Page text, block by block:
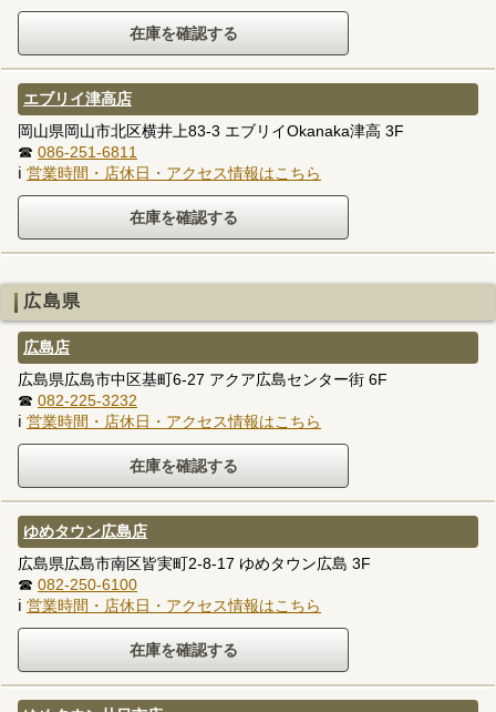
エブリイ津高店
岡山県岡山市北区横井上83-3 エブリイOkanaka津高 3F
☎ 086-251-6811
ℹ 営業時間・店休日・アクセス情報はこちら
広島県
広島店
広島県広島市中区基町6-27 アクア広島センター街 6F
☎ 082-225-3232
ℹ 営業時間・店休日・アクセス情報はこちら
ゆめタウン広島店
広島県広島市南区皆実町2-8-17 ゆめタウン広島 3F
☎ 082-250-6100
ℹ 営業時間・店休日・アクセス情報はこちら